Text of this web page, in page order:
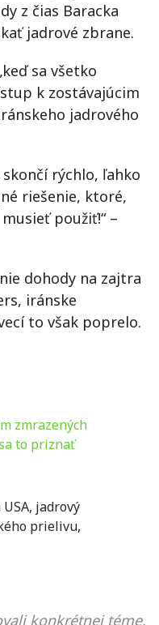
z čias Baracka
jadrové zbrane.
sa všetko
k zostávajúcim
jadrového
rýchlo, ľahko
riešenie, ktoré,
použiť!“ –
dohody na zajtra
iránske
to však poprelo.
zmrazených
to priznať
, jadrový
prielivu,
konkrétnej téme,